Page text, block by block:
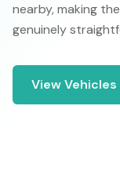
nearby, making
genuinely
ViewVehicles